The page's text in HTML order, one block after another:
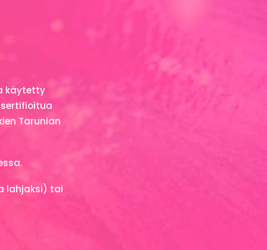
käytetty
sertifioitua
Tarunian
lahjaksi) tai